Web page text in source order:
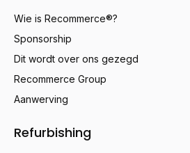
Wie is Recommerce®?
Sponsorship
Dit wordt over ons gezegd
Recommerce Group
Aanwerving
Refurbishing